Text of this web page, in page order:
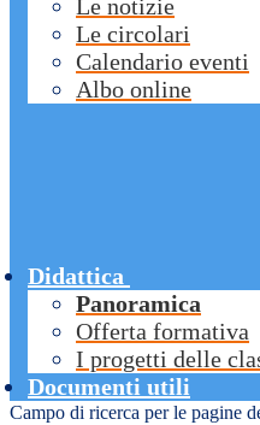
Le notizie
Le circolari
Calendario eventi
Albo online
Didattica
Panoramica
Offerta formativa
I progetti delle
Documenti utili
Campo di ricerca per le pagine